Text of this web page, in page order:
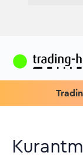
Trading